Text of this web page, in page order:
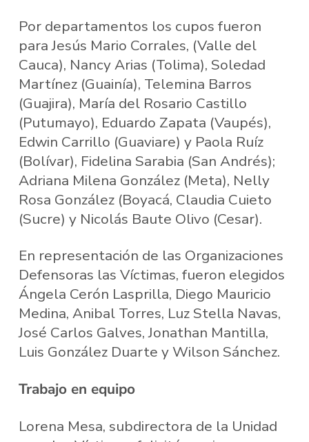
Por departamentos los cupos fueron
para Jesús Mario Corrales, (Valle del
Cauca), Nancy Arias (Tolima), Soledad
Martínez (Guainía), Telemina Barros
(Guajira), María del Rosario Castillo
(Putumayo), Eduardo Zapata (Vaupés),
Edwin Carrillo (Guaviare) y Paola Ruíz
(Bolívar), Fidelina Sarabia (San Andrés);
Adriana Milena González (Meta), Nelly
Rosa González (Boyacá, Claudia Cuieto
(Sucre) y Nicolás Baute Olivo (Cesar).
En representación de las Organizaciones
Defensoras las Víctimas, fueron elegidos
Ángela Cerón Lasprilla, Diego Mauricio
Medina, Anibal Torres, Luz Stella Navas,
José Carlos Galves, Jonathan Mantilla,
Luis González Duarte y Wilson Sánchez.
Trabajo en equipo
Lorena Mesa, subdirectora de la Unidad